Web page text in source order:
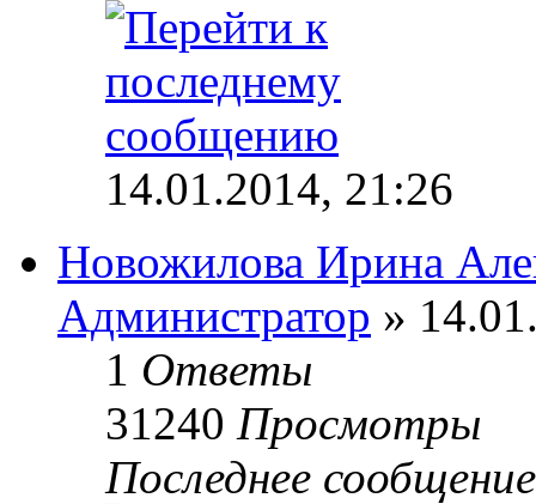
14.01.2014, 21:26
Новожилова Ирина
Администратор »
1 Ответы
31240 Просмотры
Последнее